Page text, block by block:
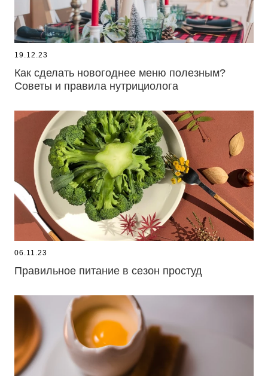
19.12.23
Как сделать новогоднее меню полезным?
Советы и правила нутрициолога
06.11.23
Правильное питание в сезон простуд